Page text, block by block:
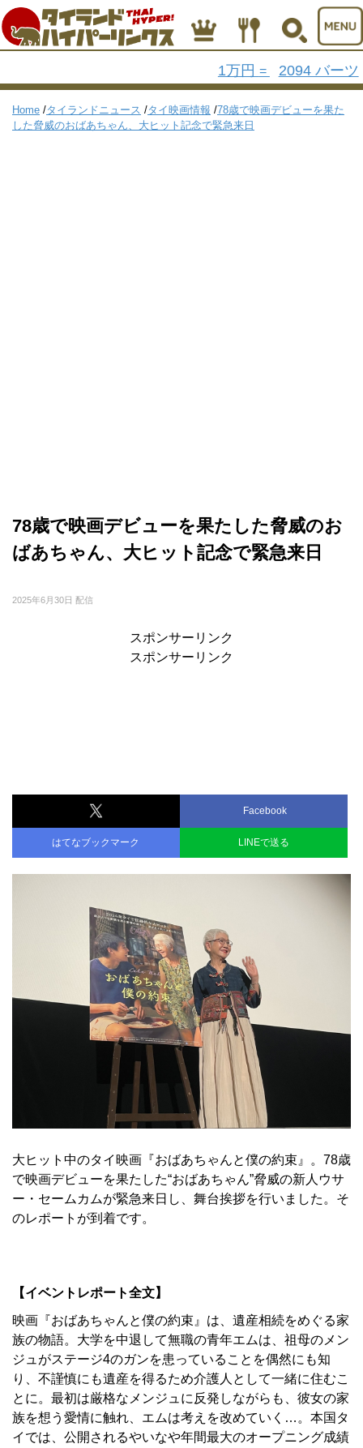
1万円 = 2094 バーツ
Home /タイランドニュース /タイ映画情報 /78歳で映画デビューを果た
した脅威のおばあちゃん、大ヒット記念で緊急来日
78歳で映画デビューを果たした脅威のお
ばあちゃん、大ヒット記念で緊急来日
2025年6月30日 配信
スポンサーリンク
スポンサーリンク
Facebook
はてなブックマーク LINEで送る
大ヒット中のタイ映画『おばあちゃんと僕の約束』。78歳
で映画デビューを果たした“おばあちゃん”脅威の新人ウサ
ー・セームカムが緊急来日し、舞台挨拶を行いました。そ
のレポートが到着です。
【イベントレポート全文】
映画『おばあちゃんと僕の約束』は、遺産相続をめぐる家
族の物語。大学を中退して無職の青年エムは、祖母のメン
ジュがステージ4のガンを患っていることを偶然にも知
り、不謹慎にも遺産を得るため介護人として一緒に住むこ
とに。最初は厳格なメンジュに反発しながらも、彼女の家
族を想う愛情に触れ、エムは考えを改めていく…。本国タ
イでは、公開されるやいなや年間最大のオープニング成績